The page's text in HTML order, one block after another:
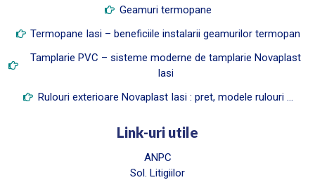
Geamuri termopane
Termopane Iasi – beneficiile instalarii geamurilor termopan
Tamplarie PVC – sisteme moderne de tamplarie Novaplast
Iasi
Rulouri exterioare Novaplast Iasi : pret, modele rulouri …
Link-uri utile
ANPC
Sol. Litigiilor